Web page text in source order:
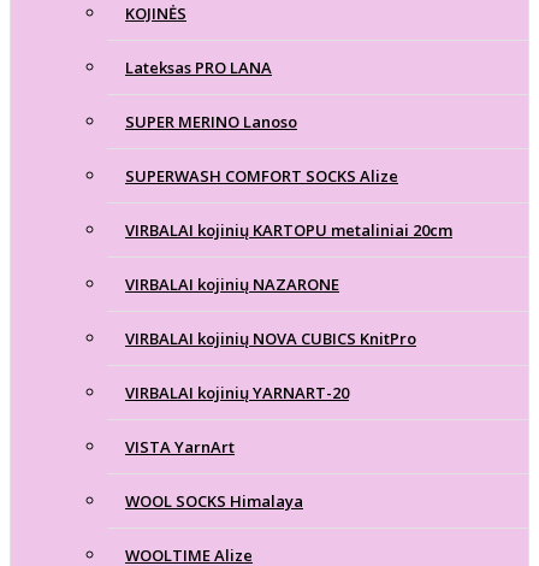
KOJINĖS
Lateksas PRO LANA
SUPER MERINO Lanoso
SUPERWASH COMFORT SOCKS Alize
VIRBALAI kojinių KARTOPU metaliniai 20cm
VIRBALAI kojinių NAZARONE
VIRBALAI kojinių NOVA CUBICS KnitPro
VIRBALAI kojinių YARNART-20
VISTA YarnArt
WOOL SOCKS Himalaya
WOOLTIME Alize